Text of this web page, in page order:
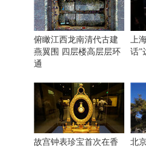
俯瞰江西龙南清代古建
燕翼围 四层楼高层层环
通
上
话”
故宫钟表珍宝首次在香
北